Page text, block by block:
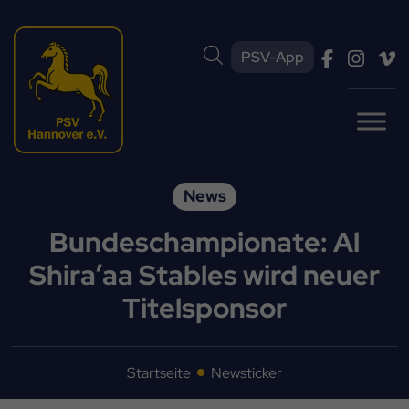
PSV-App
News
Bundeschampionate: Al
Shira’aa Stables wird neuer
Titelsponsor
Startseite Newsticker